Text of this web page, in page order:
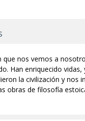
nos vemos a
Han enriquecido
la civilización y nos
obras de filosofía